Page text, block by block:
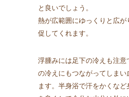
と良いでしょう。
熱が広範囲にゆっくりと広が
促してくれます。
浮腫みには足下の冷えも注意
の冷えにもつながってしまい
ます。半身浴で汗をかくな